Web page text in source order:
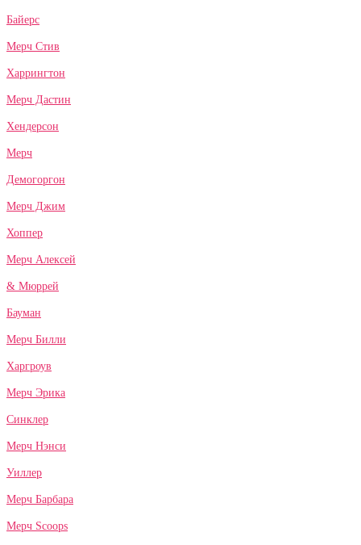
Байерс
Мерч Стив
Харрингтон
Мерч Дастин
Хендерсон
Мерч
Демогоргон
Мерч Джим
Хоппер
Мерч Алексей
& Мюррей
Бауман
Мерч Билли
Харгроув
Мерч Эрика
Синклер
Мерч Нэнси
Уиллер
Мерч Барбара
Мерч Scoops